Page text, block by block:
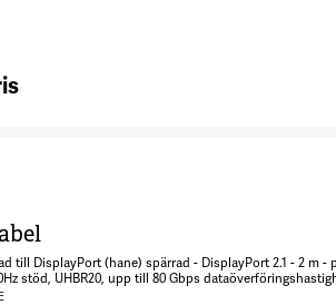
till DisplayPort (hane) spärrad - DisplayPort 2.1 - 2 m -
stöd, UHBR20, upp till 80 Gbps